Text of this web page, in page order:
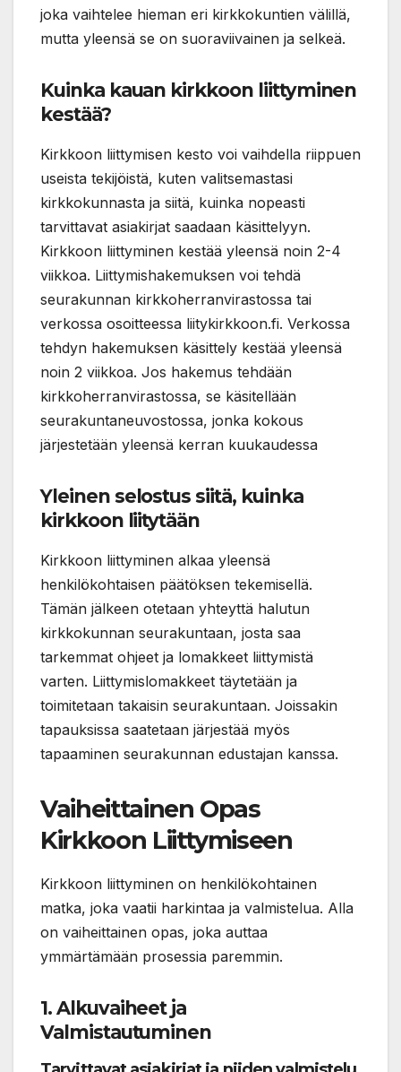
joka vaihtelee hieman eri kirkkokuntien välillä,
mutta yleensä se on suoraviivainen ja selkeä.
Kuinka kauan kirkkoon liittyminen
kestää?
Kirkkoon liittymisen kesto voi vaihdella riippuen
useista tekijöistä, kuten valitsemastasi
kirkkokunnasta ja siitä, kuinka nopeasti
tarvittavat asiakirjat saadaan käsittelyyn.
Kirkkoon liittyminen kestää yleensä noin 2-4
viikkoa. Liittymishakemuksen voi tehdä
seurakunnan kirkkoherranvirastossa tai
verkossa osoitteessa liitykirkkoon.fi. Verkossa
tehdyn hakemuksen käsittely kestää yleensä
noin 2 viikkoa. Jos hakemus tehdään
kirkkoherranvirastossa, se käsitellään
seurakuntaneuvostossa, jonka kokous
järjestetään yleensä kerran kuukaudessa
Yleinen selostus siitä, kuinka
kirkkoon liitytään
Kirkkoon liittyminen alkaa yleensä
henkilökohtaisen päätöksen tekemisellä.
Tämän jälkeen otetaan yhteyttä halutun
kirkkokunnan seurakuntaan, josta saa
tarkemmat ohjeet ja lomakkeet liittymistä
varten. Liittymislomakkeet täytetään ja
toimitetaan takaisin seurakuntaan. Joissakin
tapauksissa saatetaan järjestää myös
tapaaminen seurakunnan edustajan kanssa.
Vaiheittainen Opas
Kirkkoon Liittymiseen
Kirkkoon liittyminen on henkilökohtainen
matka, joka vaatii harkintaa ja valmistelua. Alla
on vaiheittainen opas, joka auttaa
ymmärtämään prosessia paremmin.
1. Alkuvaiheet ja
Valmistautuminen